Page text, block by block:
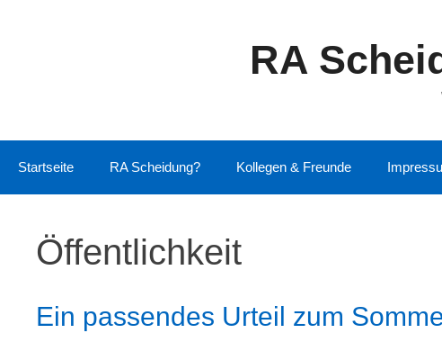
RA
Startseite RA Scheidung? Kollegen & Freunde
Öffentlichkeit
Ein passendes Urteil zum